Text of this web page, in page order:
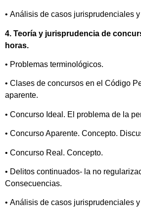
• Análisis de casos jurisprudenciales
4. Teoría y jurisprudencia de
horas.
• Problemas terminológicos.
• Clases de concursos en el Código
aparente.
• Concurso Ideal. El problema de la
• Concurso Aparente. Concepto.
• Concurso Real. Concepto.
• Delitos continuados- la no
Consecuencias.
• Análisis de casos jurisprudenciales